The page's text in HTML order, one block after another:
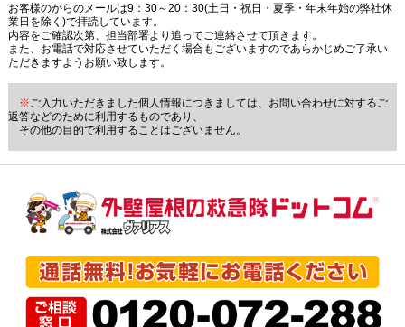
お客様のからのメールは9：30～20：30(土日・祝日・夏季・年末年始の弊社休
業日を除く)で拝読しています。
内容をご確認次第、担当部署より追ってご連絡させて頂きます。
また、お電話で対応させていただく場合もございますのであらかじめご了承い
ただきますようお願い致します。
※ ご入力いただきました個人情報につきましては、お問い合わせに対するご
返答などのために利用するものであり、
その他の目的で利用することはございません。